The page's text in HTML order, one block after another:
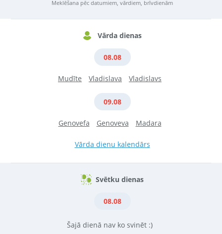
Meklēšana pēc datumiem, vārdiem, brīvdienām
Vārda dienas
08.08
Mudīte Vladislava Vladislavs
09.08
Genovefa Genoveva Madara
Vārda dienu kalendārs
Svētku dienas
08.08
Šajā dienā nav ko svinēt :)